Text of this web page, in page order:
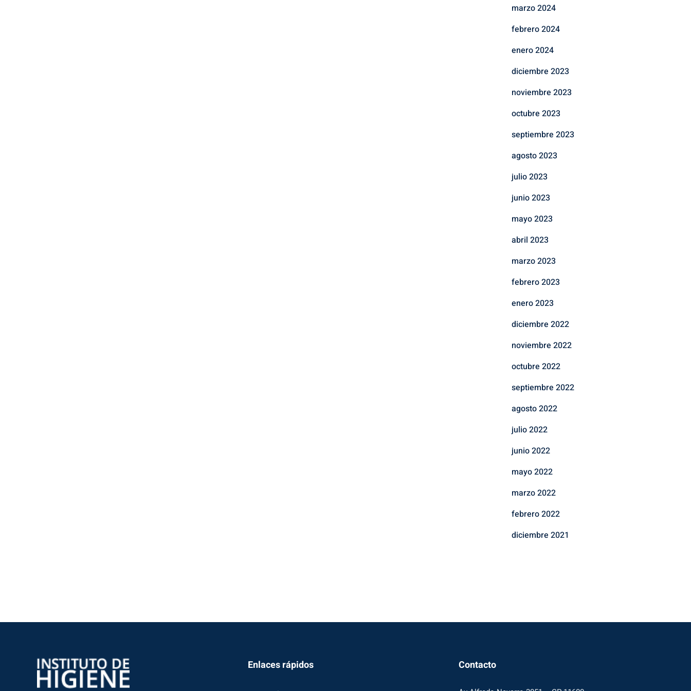
marzo 2024
febrero 2024
enero 2024
diciembre 2023
noviembre 2023
octubre 2023
septiembre 2023
agosto 2023
julio 2023
junio 2023
mayo 2023
abril 2023
marzo 2023
febrero 2023
enero 2023
diciembre 2022
noviembre 2022
octubre 2022
septiembre 2022
agosto 2022
julio 2022
junio 2022
mayo 2022
marzo 2022
febrero 2022
diciembre 2021
Enlaces rápidos Contacto